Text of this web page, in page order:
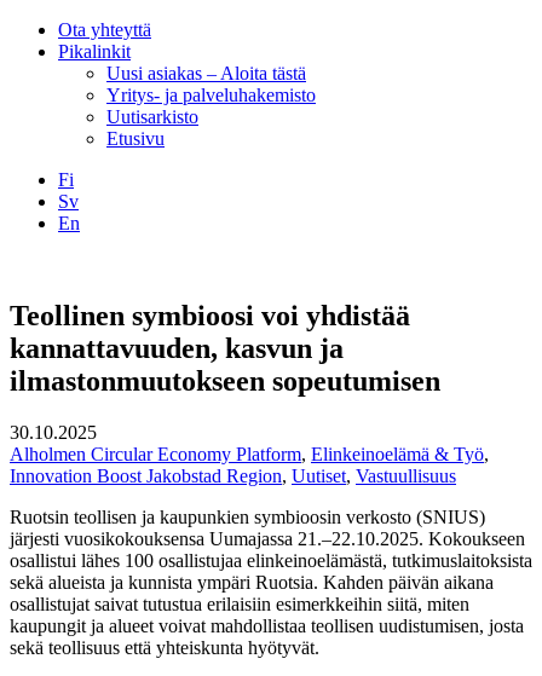
Ota yhteyttä
Pikalinkit
Uusi asiakas – Aloita tästä
Yritys- ja palveluhakemisto
Uutisarkisto
Etusivu
Fi
Sv
En
Teollinen symbioosi voi yhdistää
kannattavuuden, kasvun ja
ilmastonmuutokseen sopeutumisen
30.10.2025
Alholmen Circular Economy Platform, Elinkeinoelämä & Työ,
Innovation Boost Jakobstad Region, Uutiset, Vastuullisuus
Ruotsin teollisen ja kaupunkien symbioosin verkosto (SNIUS)
järjesti vuosikokouksensa Uumajassa 21.–22.10.2025. Kokoukseen
osallistui lähes 100 osallistujaa elinkeinoelämästä, tutkimuslaitoksista
sekä alueista ja kunnista ympäri Ruotsia. Kahden päivän aikana
osallistujat saivat tutustua erilaisiin esimerkkeihin siitä, miten
kaupungit ja alueet voivat mahdollistaa teollisen uudistumisen, josta
sekä teollisuus että yhteiskunta hyötyvät.